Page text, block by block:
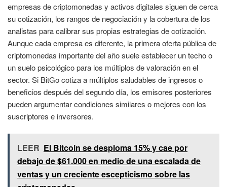
empresas de criptomonedas y activos digitales siguen de cerca
su cotización, los rangos de negociación y la cobertura de los
analistas para calibrar sus propias estrategias de cotización.
Aunque cada empresa es diferente, la primera oferta pública de
criptomonedas importante del año suele establecer un techo o
un suelo psicológico para los múltiplos de valoración en el
sector. Si BitGo cotiza a múltiplos saludables de ingresos o
beneficios después del segundo día, los emisores posteriores
pueden argumentar condiciones similares o mejores con los
suscriptores e inversores.
LEER El Bitcoin se desploma 15% y cae por
debajo de $61.000 en medio de una escalada de
ventas y un creciente escepticismo sobre las